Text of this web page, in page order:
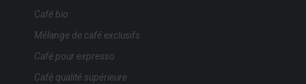
Café bio
Mélange de café exclusifs
Café pour expresso
Café qualité supérieure